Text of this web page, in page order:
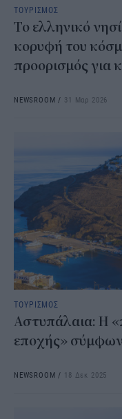
ΤΟΥΡΙΣΜΟΣ
Το ελληνικό
κορυφή του
προορισμός για
NEWSROOM / 31 Μαρ 2026
ΤΟΥΡΙΣΜΟΣ
Αστυπάλαια: Η
εποχής»
NEWSROOM / 18 Δεκ 2025